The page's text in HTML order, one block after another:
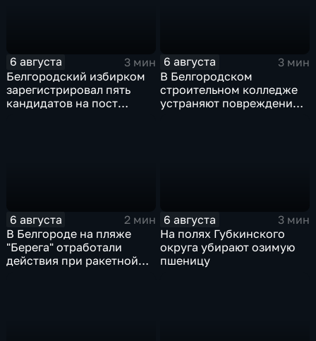
6 августа
3 мин
Белгородский избирком
зарегистрировал пять
кандидатов на пост
6 августа
3 мин
В Белгородском
строительном колледже
устраняют повреждения
6 августа
2 мин
В Белгороде на пляже
"Берега" отработали
действия при ракетной
6 августа
3 мин
На полях Губкинского
округа убирают озимую
пшеницу